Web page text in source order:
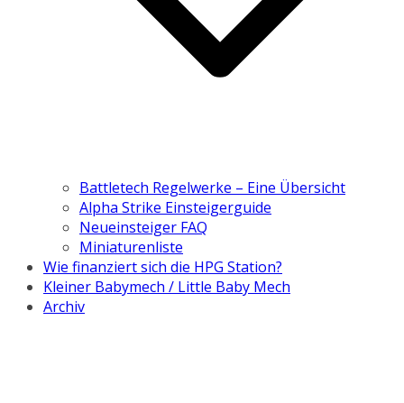
Battletech Regelwerke – Eine Übersicht
Alpha Strike Einsteigerguide
Neueinsteiger FAQ
Miniaturenliste
Wie finanziert sich die HPG Station?
Kleiner Babymech / Little Baby Mech
Archiv